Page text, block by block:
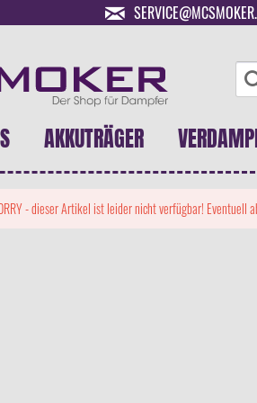
AKKUTRÄGER
- dieser Artikel ist leider nicht verfügbar! Eventuell